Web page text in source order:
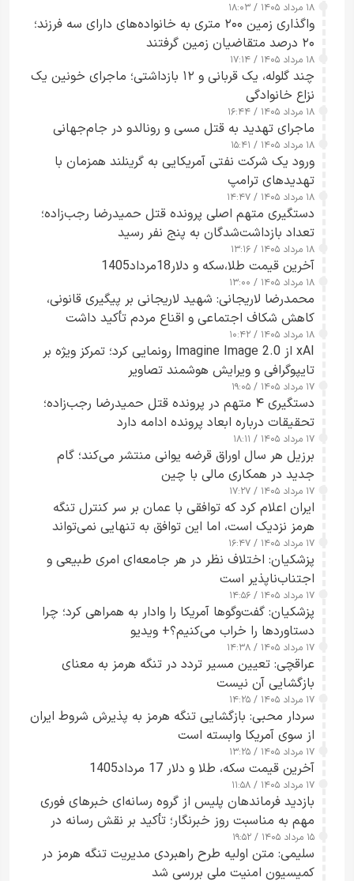
۱۸ مرداد ۱۴۰۵ / ۱۸:۰۳
واگذاری زمین ۲۰۰ متری به خانواده‌های دارای سه فرزند؛
۲۰ درصد متقاضیان زمین گرفتند
۱۸ مرداد ۱۴۰۵ / ۱۷:۱۴
چند گلوله، یک قربانی و ۱۲ بازداشتی؛ ماجرای خونین یک
نزاع خانوادگی
۱۸ مرداد ۱۴۰۵ / ۱۶:۴۴
ماجرای تهدید به قتل مسی و رونالدو در جام‌جهانی
۱۸ مرداد ۱۴۰۵ / ۱۵:۴۱
ورود یک شرکت نفتی آمریکایی به گرینلند همزمان با
تهدیدهای ترامپ
۱۸ مرداد ۱۴۰۵ / ۱۴:۴۷
دستگیری متهم اصلی پرونده قتل حمیدرضا رجب‌زاده؛
تعداد بازداشت‌شدگان به پنج نفر رسید
۱۸ مرداد ۱۴۰۵ / ۱۳:۱۶
آخرین قیمت طلا،سکه و دلار18مرداد1405
۱۸ مرداد ۱۴۰۵ / ۱۳:۰۰
محمدرضا لاریجانی: شهید لاریجانی بر پیگیری قانونی،
کاهش شکاف اجتماعی و اقناع مردم تأکید داشت
۱۸ مرداد ۱۴۰۵ / ۱۰:۴۲
xAI از Imagine Image 2.0 رونمایی کرد؛ تمرکز ویژه بر
تایپوگرافی و ویرایش هوشمند تصاویر
۱۷ مرداد ۱۴۰۵ / ۱۹:۰۵
دستگیری ۴ متهم در پرونده قتل حمیدرضا رجب‌زاده؛
تحقیقات درباره ابعاد پرونده ادامه دارد
۱۷ مرداد ۱۴۰۵ / ۱۸:۱۱
برزیل هر سال اوراق قرضه یوانی منتشر می‌کند؛ گام
جدید در همکاری مالی با چین
۱۷ مرداد ۱۴۰۵ / ۱۷:۲۷
ایران اعلام کرد که توافقی با عمان بر سر کنترل تنگه
هرمز نزدیک است، اما این توافق به تنهایی نمی‌تواند
آبراه را آزاد کند
۱۷ مرداد ۱۴۰۵ / ۱۶:۴۷
پزشکیان: اختلاف نظر در هر جامعه‌ای امری طبیعی و
اجتناب‌ناپذیر است
۱۷ مرداد ۱۴۰۵ / ۱۴:۵۶
پزشکیان: گفت‌وگوها آمریکا را وادار به همراهی کرد؛ چرا
دستاوردها را خراب می‌کنیم؟+ ویدیو
۱۷ مرداد ۱۴۰۵ / ۱۴:۳۸
عراقچی: تعیین مسیر تردد در تنگه هرمز به معنای
بازگشایی آن نیست
۱۷ مرداد ۱۴۰۵ / ۱۴:۲۵
سردار محبی: بازگشایی تنگه هرمز به پذیرش شروط ایران
از سوی آمریکا وابسته است
۱۷ مرداد ۱۴۰۵ / ۱۳:۲۵
آخرین قیمت سکه، طلا و دلار 17 مرداد1405
۱۷ مرداد ۱۴۰۵ / ۱۱:۵۸
بازدید فرماندهان پلیس از گروه رسانه‌ای خبرهای فوری
مهم به مناسبت روز خبرنگار؛ تأکید بر نقش رسانه در
تقویت امنیت و اعتماد عمومی
۱۵ مرداد ۱۴۰۵ / ۱۹:۵۲
سلیمی: متن اولیه طرح راهبردی مدیریت تنگه هرمز در
کمیسیون امنیت ملی بررسی شد